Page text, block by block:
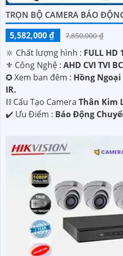
TRỌN BỘ CAMERA BÁO
5,582,000 ₫
7,850,000 ₫
🔆 Chất lượng hình : FULL HD
⚜️ Công Nghệ : AHD CVI TVI
✪ Xem ban đêm : Hồng
IR.
⛓ Cấu Tạo Camera Thân Kim
️✔️ Ưu Điểm : Báo Động